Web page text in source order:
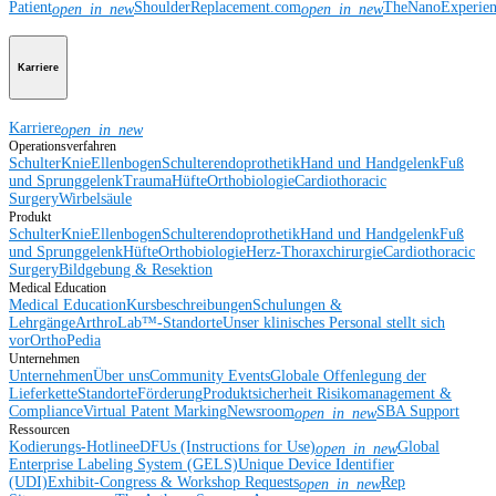
Patientopen_in_newShoulderReplacement.comopen_in_new
Karriere
Karriereopen_in_new
Operationsverfahren
SchulterKnieEllenbogenSchulterendoprothetikHand und HandgelenkFuß
und SprunggelenkTraumaHüfteOrthobiologieCardiothoracic
SurgeryWirbelsäule
Produkt
SchulterKnieEllenbogenSchulterendoprothetikHand und HandgelenkFuß
und SprunggelenkHüfteOrthobiologieHerz-ThoraxchirurgieCardiothoracic
SurgeryBildgebung & Resektion
Medical Education
Medical EducationKursbeschreibungenSchulungen &
LehrgängeArthroLab™-StandorteUnser klinisches Personal stellt sich
vorOrthoPedia
Unternehmen
UnternehmenÜber unsCommunity EventsGlobale Offenlegung der
LieferketteStandorteFörderungProduktsicherheit Risikomanagement &
ComplianceVirtual Patent MarkingNewsroomopen_in_newSBA Support
Ressourcen
Kodierungs-HotlineeDFUs (Instructions for Use)open_in_newGlobal
Enterprise Labeling System (GELS)Unique Device Identifier
(UDI)Exhibit-Congress & Workshop Requestsopen_in_newRep